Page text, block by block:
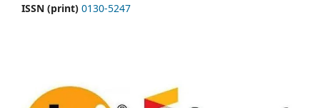
ISSN (print) 0130-5247